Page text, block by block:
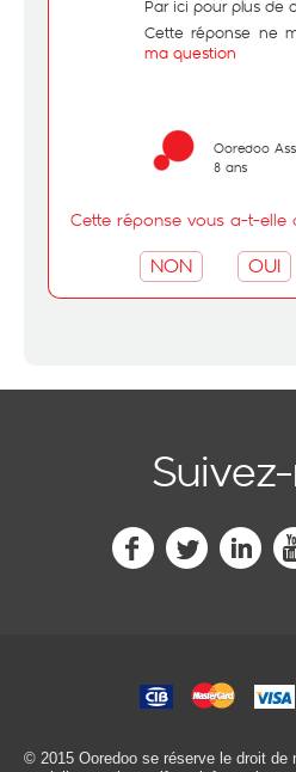
Par ici pour plus de
Cette réponse ne
ma question
Ooredoo
8 ans
Cette réponse vous a-t-elle
NON OUI
© 2015 Ooredoo se réserve le droit de